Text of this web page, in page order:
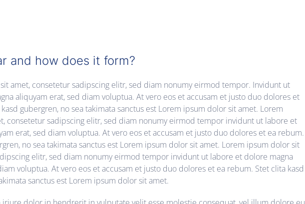
and how does it form?
amet, consetetur sadipscing elitr, sed diam nonumy eirmod tempor. Invidunt ut
aliquyam erat, sed diam voluptua. At vero eos et accusam et justo duo dolores et
gubergren, no sea takimata sanctus est Lorem ipsum dolor sit amet. Lorem
consetetur sadipscing elitr, sed diam nonumy eirmod tempor invidunt ut labore et
erat, sed diam voluptua. At vero eos et accusam et justo duo dolores et ea rebum.
no sea takimata sanctus est Lorem ipsum dolor sit amet. Lorem ipsum dolor sit
elitr, sed diam nonumy eirmod tempor invidunt ut labore et dolore magna
voluptua. At vero eos et accusam et justo duo dolores et ea rebum. Stet clita kasd
sanctus est Lorem ipsum dolor sit amet.